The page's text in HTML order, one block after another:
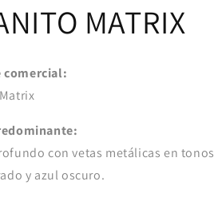
MATRIX
comercial:
con vetas metálicas en tonos
y azul oscuro.